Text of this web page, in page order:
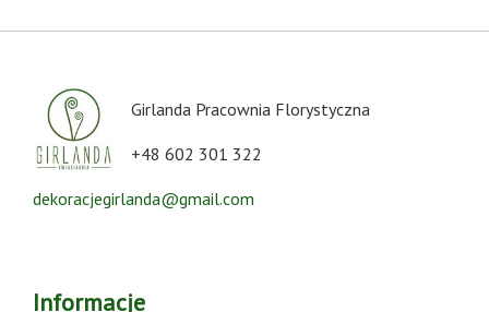
Girlanda Pracownia Florystyczna
+48 602 301 322
dekoracjegirlanda@gmail.com
Informacje